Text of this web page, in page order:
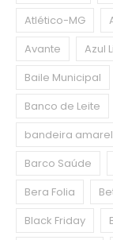
Atlético-MG
Avante
Azul
Baile Municipal
Banco de Leite
bandeira
Barco Saúde
Bera Folia
Black Friday